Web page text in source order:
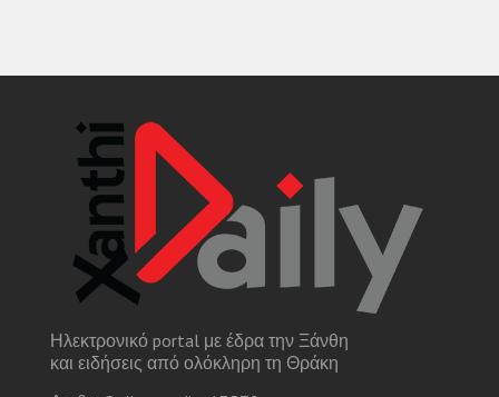
Ηλεκτρονικό portal με έδρα την Ξάνθη
και ειδήσεις από ολόκληρη τη Θράκη